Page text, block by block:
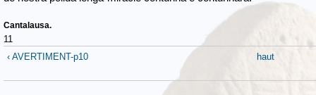
Cantalausa.
11
‹ AVERTIMENT-p10
haut